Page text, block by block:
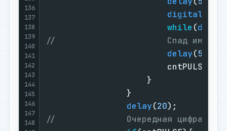
136
137
138
139
140
141
142
143
144
145
146
147
148
while (
//                      Спад
delay(5
delay(20
//              Очередная